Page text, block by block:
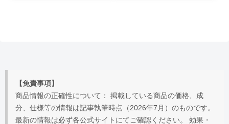
【免責事項】
商品情報の正確性について： 掲載している商品の価格、成
分、仕様等の情報は記事執筆時点（2026年7月）のものです。
最新の情報は必ず各公式サイトにてご確認ください。 効果・